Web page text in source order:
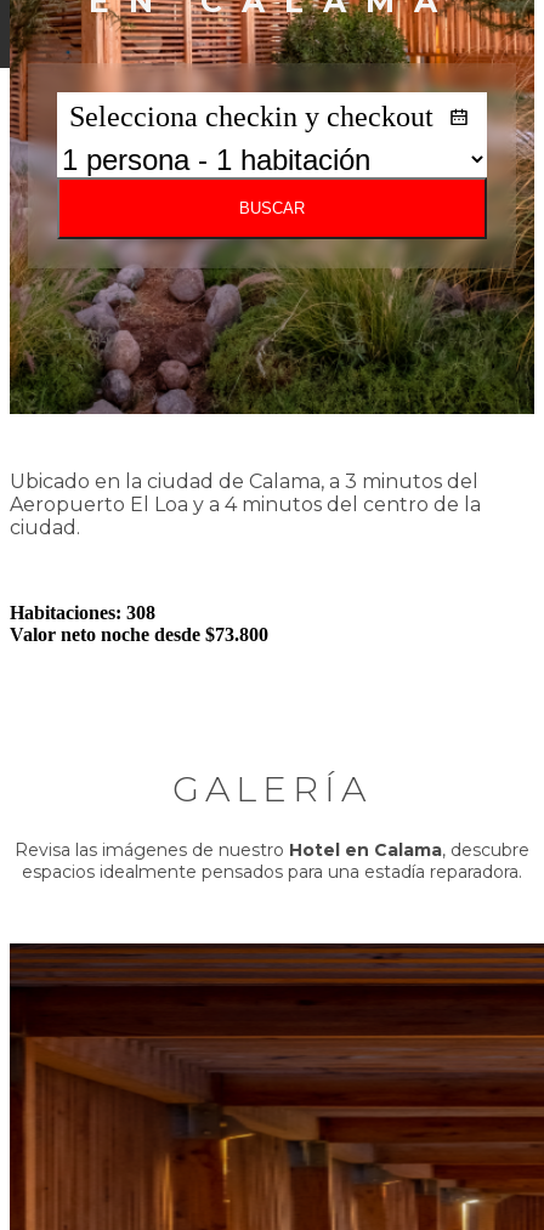
Selecciona checkin y checkout
BUSCAR
Ubicado en la ciudad de Calama, a 3 minutos del
Aeropuerto El Loa y a 4 minutos del centro de la
ciudad.
Habitaciones: 308
Valor neto noche desde $73.800
GALERÍA
Revisa las imágenes de nuestro Hotel en Calama, descubre
espacios idealmente pensados para una estadía reparadora.